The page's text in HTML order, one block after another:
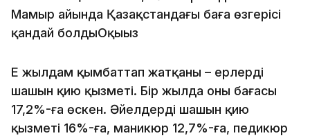
Мамыр айында Қазақстандағы баға өзгерісі
қандай болдыОқыңыз
Ең жылдам қымбаттап жатқаны – ерлердің
шашын қию қызметі. Бір жылда оның бағасы
17,2%-ға өскен. Әйелдердің шашын қию
қызметі 16%-ға, маникюр 12,7%-ға, педикюр